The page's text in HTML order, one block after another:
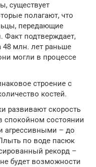
существует
полагают, что
передающие
Факт подтверждает,
48 млн. лет раньше
могли в процессе
строение с
костей.
развивают скорость
спокойном состоянии
агрессивными – до
по воде пасюк
рекорд –
будет возможности